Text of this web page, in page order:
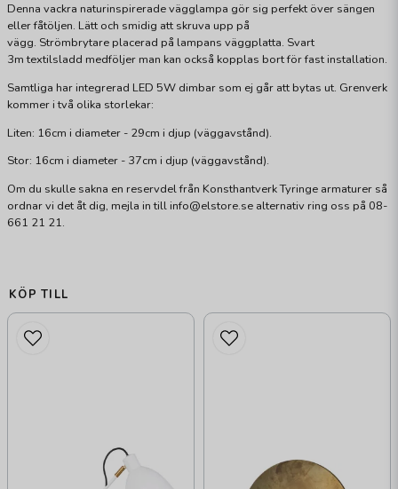
Denna vackra naturinspirerade vägglampa gör sig perfekt över sängen
eller fåtöljen. Lätt och smidig att skruva upp på
vägg. Strömbrytare placerad på lampans väggplatta. Svart
3m textilsladd medföljer man kan också kopplas bort för fast installation.
Samtliga har integrerad LED 5W dimbar som ej går att bytas ut. Grenverk
kommer i två olika storlekar:
Liten: 16cm i diameter - 29cm i djup (väggavstånd).
Stor: 16cm i diameter - 37cm i djup (väggavstånd).
Om du skulle sakna en reservdel från Konsthantverk Tyringe armaturer så
ordnar vi det åt dig, mejla in till info@elstore.se alternativ ring oss på 08-
661 21 21.
KÖP TILL